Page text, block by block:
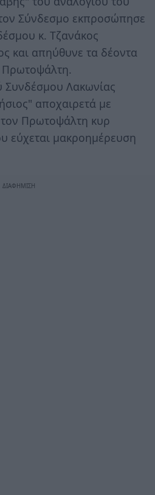
Σύνδεσμο εκπροσώπησε
κ. Τζανάκος
και απηύθυνε τα δέοντα
Πρωτοψάλτη.
Συνδέσμου Λακωνίας
αποχαιρετά με
τον Πρωτοψάλτη κυρ
εύχεται μακροημέρευση